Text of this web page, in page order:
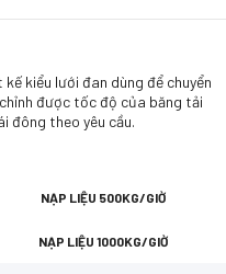
kiểu lưới đan dùng để chuyển
được tốc độ của băng tải
đông theo yêu cầu.
NẠP LIỆU 500KG/GIỜ
NẠP LIỆU 1000KG/GIỜ